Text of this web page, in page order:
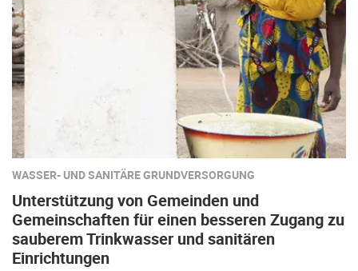
WASSER- UND SANITÄRE GRUNDVERSORGUNG
Unterstützung von Gemeinden und
Gemeinschaften für einen besseren Zugang zu
sauberem Trinkwasser und sanitären
Einrichtungen